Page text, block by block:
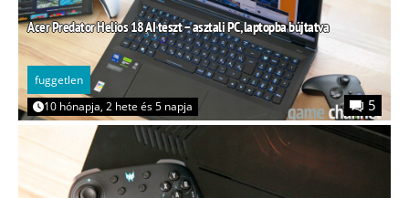
5
fuggetlen
10 hónapja, 2 hete és 5 napja
Acer Predator Helios 18 AI teszt – asztali PC, laptopba bújtatva